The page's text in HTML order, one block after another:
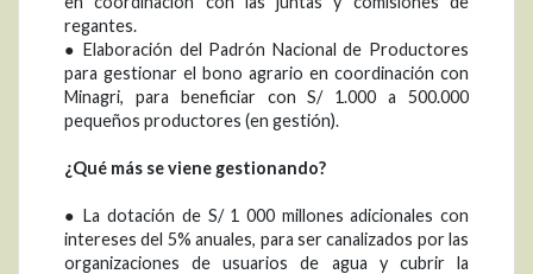
regantes.
● Elaboración del Padrón Nacional de Productores
para gestionar el bono agrario en coordinación con
Minagri, para beneficiar con S/ 1.000 a 500.000
pequeños productores (en gestión).
¿Qué más se viene gestionando?
● La dotación de S/ 1 000 millones adicionales con
intereses del 5% anuales, para ser canalizados por las
organizaciones de usuarios de agua y cubrir la